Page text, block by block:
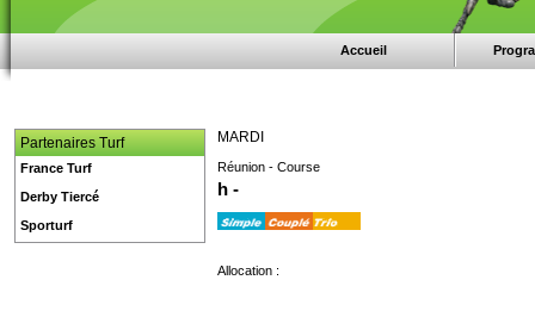
Accueil
MARDI
Réunion - Course
h -
Allocation :
Partenaires Turf
France Turf
Derby Tiercé
Sporturf